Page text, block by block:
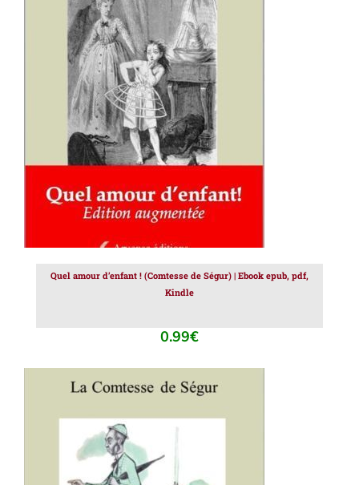
AJOUTER AU PANIER / DÉTAILS
Quel amour d’enfant ! (Comtesse de Ségur) | Ebook epub, pdf,
Kindle
0.99€